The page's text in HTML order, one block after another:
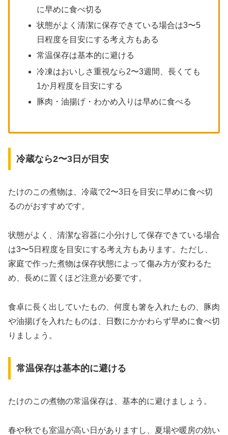
に早めに食べ切る
状態がよく清潔に保存できている場合は3〜5
日程度を目安にする考え方もある
常温保存は基本的に避ける
冷凍はおいしさ重視なら2〜3週間、長くても
1か月程度を目安にする
豚肉・油揚げ・わかめ入りは早めに食べる
冷蔵なら2〜3日が目安
たけのこの煮物は、冷蔵で2〜3日を目安に早めに食べ切
るのがおすすめです。
状態がよく、清潔な容器に小分けして保存できている場合
は3〜5日程度を目安にする考え方もあります。ただし、
家庭で作った煮物は保存状態によって傷み方が変わるた
め、長めに置くほど注意が必要です。
食卓に長く出していたもの、何度も箸を入れたもの、豚肉
や油揚げを入れたものは、日数にかかわらず早めに食べ切
りましょう。
常温保存は基本的に避ける
たけのこの煮物の常温保存は、基本的に避けましょう。
春や秋でも室温が高い日がありますし、夏場や暖房の効い